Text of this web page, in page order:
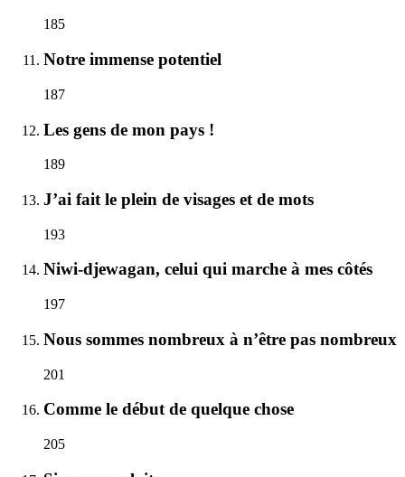
185
Notre immense potentiel
187
Les gens de mon pays !
189
J’ai fait le plein de visages et de mots
193
Niwi-djewagan, celui qui marche à mes côtés
197
Nous sommes nombreux à n’être pas nombreux
201
Comme le début de quelque chose
205